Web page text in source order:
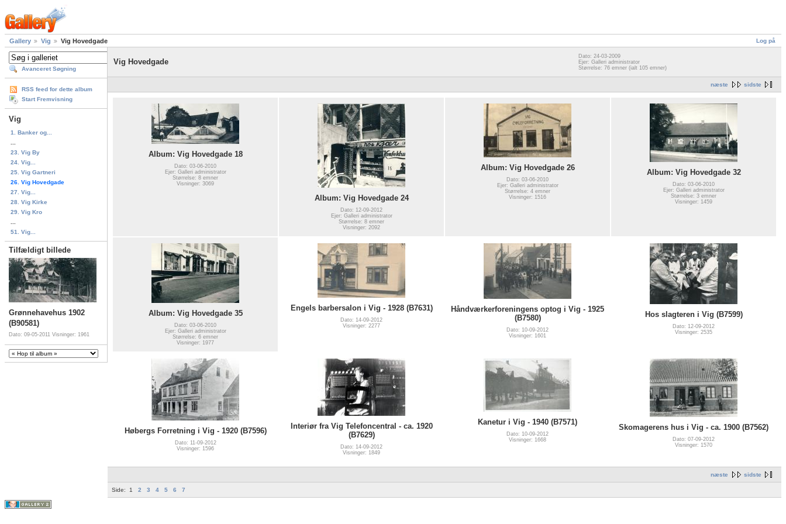
Log på
Gallery Vig Vig Hovedgade
Avanceret Søgning
RSS feed for dette album
Start Fremvisning
Vig
1. Banker og...
23. Vig By
24. Vig...
25. Vig Gartneri
26. Vig Hovedgade
27. Vig...
28. Vig Kirke
29. Vig Kro
51. Vig...
Tilfældigt billede
Grønnehavehus 1902
(B90581)
Dato: 09-05-2011 Visninger: 1961
Vig Hovedgade
Dato: 24-03-2009
Ejer: Galleri administrator
Størrelse: 76 emner (ialt 105 emner)
næste sidste
Album: Vig Hovedgade 18
Dato: 03-06-2010
Ejer: Galleri administrator
Størrelse: 8 emner
Visninger: 3069
Album: Vig Hovedgade 24
Dato: 12-09-2012
Ejer: Galleri administrator
Størrelse: 8 emner
Visninger: 2092
Album: Vig Hovedgade 26
Dato: 03-06-2010
Ejer: Galleri administrator
Størrelse: 4 emner
Visninger: 1516
Album: Vig Hovedgade 32
Dato: 03-06-2010
Ejer: Galleri administrator
Størrelse: 3 emner
Visninger: 1459
Album: Vig Hovedgade 35
Dato: 03-06-2010
Ejer: Galleri administrator
Størrelse: 6 emner
Visninger: 1977
Engels barbersalon i Vig - 1928 (B7631)
Dato: 14-09-2012
Visninger: 2277
Håndværkerforeningens optog i Vig - 1925
(B7580)
Dato: 10-09-2012
Visninger: 1601
Hos slagteren i Vig (B7599)
Dato: 12-09-2012
Visninger: 2535
Høbergs Forretning i Vig - 1920 (B7596)
Dato: 11-09-2012
Visninger: 1596
Interiør fra Vig Telefoncentral - ca. 1920
(B7629)
Dato: 14-09-2012
Visninger: 1849
Kanetur i Vig - 1940 (B7571)
Dato: 10-09-2012
Visninger: 1668
Skomagerens hus i Vig - ca. 1900 (B7562)
Dato: 07-09-2012
Visninger: 1570
næste sidste
Side: 1 2 3 4 5 6 7